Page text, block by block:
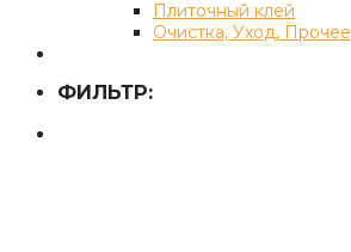
Плиточный клей
Очистка, Уход, Прочее
ФИЛЬТР: